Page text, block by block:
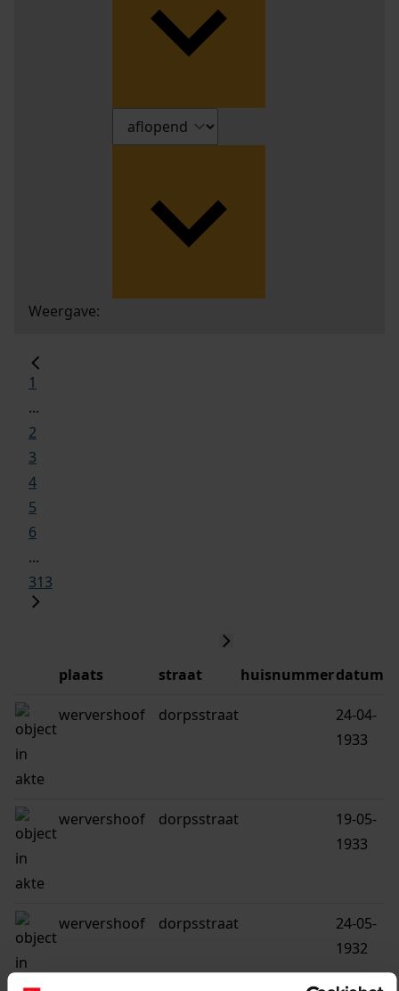
Weergave:
1
...
2
3
4
5
6
...
313
plaats straat huisnummerdatum
wervershoof dorpsstraat
24-04-
1933
wervershoof dorpsstraat
19-05-
1933
wervershoof dorpsstraat
24-05-
1932